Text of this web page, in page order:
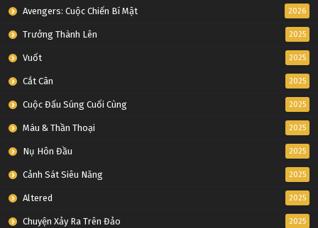
Avengers: Cuộc Chiến Bí Mật 2026
Trưởng Thành Lên 2025
Vuốt 2025
Cắt Cân 2025
Cuộc Đấu Súng Cuối Cùng 2025
Máu & Thần Thoại 2025
Nụ Hôn Đầu 2025
Cảnh Sát Siêu Năng 2025
Altered 2025
Chuyện Xảy Ra Trên Đảo 2025